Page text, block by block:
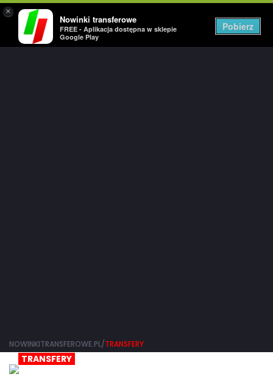
×
Nowinki transferowe
FREE - Aplikacja dostępna w sklepie
Google Play
Pobierz
NOWINKITRANSFEROWE.PL/TRANSFERY
TRANSFERY